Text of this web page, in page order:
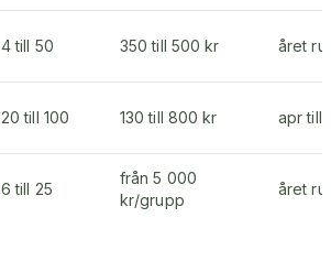
4 till 50 350 till 500 kr året
20 till 100 130 till 800 kr apr till
6 till 25
från 5 000
kr/grupp
året